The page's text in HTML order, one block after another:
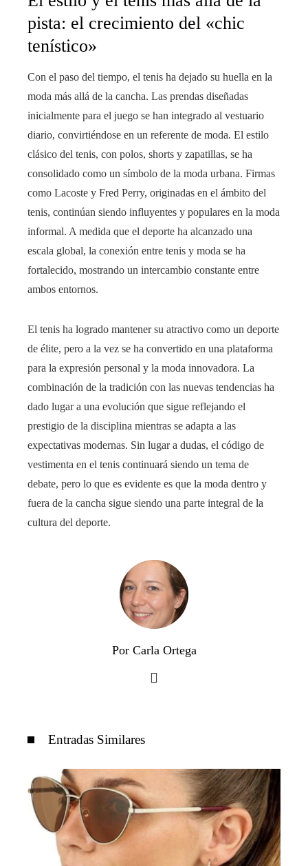
pista: el crecimiento del «chic
tenístico»
Con el paso del tiempo, el tenis ha dejado su huella en la
moda más allá de la cancha. Las prendas diseñadas
inicialmente para el juego se han integrado al vestuario
diario, convirtiéndose en un referente de moda. El estilo
clásico del tenis, con polos, shorts y zapatillas, se ha
consolidado como un símbolo de la moda urbana. Firmas
como Lacoste y Fred Perry, originadas en el ámbito del
tenis, continúan siendo influyentes y populares en la moda
informal. A medida que el deporte ha alcanzado una
escala global, la conexión entre tenis y moda se ha
fortalecido, mostrando un intercambio constante entre
ambos entornos.
El tenis ha logrado mantener su atractivo como un deporte
de élite, pero a la vez se ha convertido en una plataforma
para la expresión personal y la moda innovadora. La
combinación de la tradición con las nuevas tendencias ha
dado lugar a una evolución que sigue reflejando el
prestigio de la disciplina mientras se adapta a las
expectativas modernas. Sin lugar a dudas, el código de
vestimenta en el tenis continuará siendo un tema de
debate, pero lo que es evidente es que la moda dentro y
fuera de la cancha sigue siendo una parte integral de la
cultura del deporte.
Por Carla Ortega
Entradas Similares